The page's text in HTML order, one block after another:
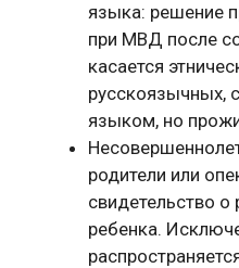
языка: решение
при МВД после
касается
русскоязычных,
языком, но
родители или
свидетельство
ребенка.